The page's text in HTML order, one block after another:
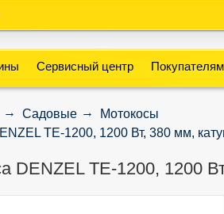
Сервисный центр Покупателям
Садовые
Мотокосы
TE-1200, 1200 Вт, 380 мм,
DENZEL TE-1200, 1200